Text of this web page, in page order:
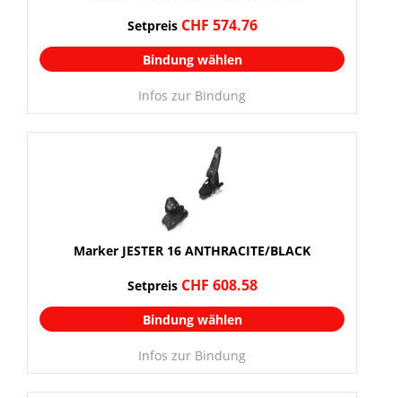
Setpreis CHF 574.76
Bindung wählen
Infos zur Bindung
Marker JESTER 16 ANTHRACITE/BLACK
Setpreis CHF 608.58
Bindung wählen
Infos zur Bindung